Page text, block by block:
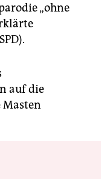
„ohne
auf die
Masten